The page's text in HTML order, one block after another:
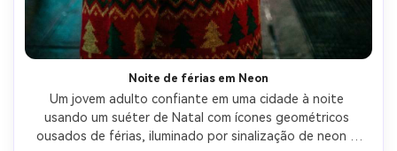
Noite de férias em Neon
Um jovem adulto confiante em uma cidade à noite
usando um suéter de Natal com ícones geométricos
ousados de férias, iluminado por sinalização de neon e